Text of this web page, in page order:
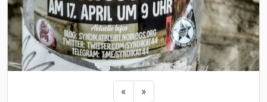
« Previous sticker
»Next sticker